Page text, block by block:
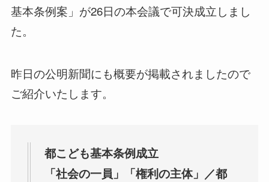
基本条例案」が26日の本会議で可決成立しまし
た。
昨日の公明新聞にも概要が掲載されましたので
ご紹介いたします。
都こども基本条例成立
「社会の一員」「権利の主体」／都